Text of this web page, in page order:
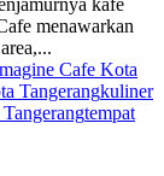
menawarkan
Cafe Kota
Tangerangkuliner
tempat